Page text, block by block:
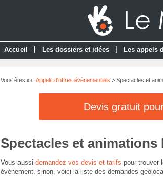
Accueil Les dossiers et idées Les appels
Vous êtes ici : Appels d'offres évènementiels > Spectacles et
Devis gratuit
Spectacles et animations
Vous aussi demandez vos devis et tarifs pour trouver
évènement, sinon, voici la liste des demandes